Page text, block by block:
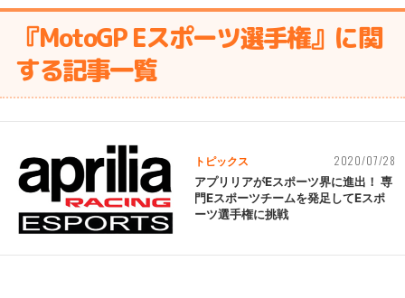
『MotoGP Eスポーツ選手権』に関
する記事一覧
トピックス 2020/07/28
アプリリアがEスポーツ界に進出！ 専
門Eスポーツチームを発足してEスポ
ーツ選手権に挑戦